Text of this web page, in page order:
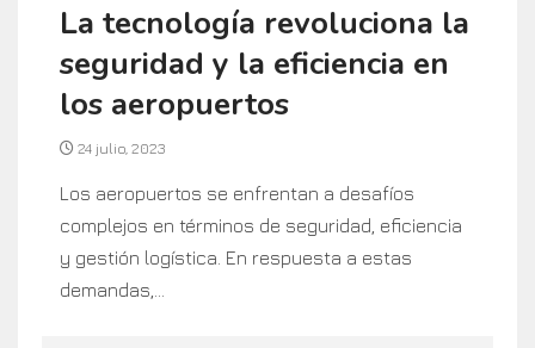
La tecnología revoluciona la
seguridad y la eficiencia en
los aeropuertos
24 julio, 2023
Los aeropuertos se enfrentan a desafíos
complejos en términos de seguridad, eficiencia
y gestión logística. En respuesta a estas
demandas,...